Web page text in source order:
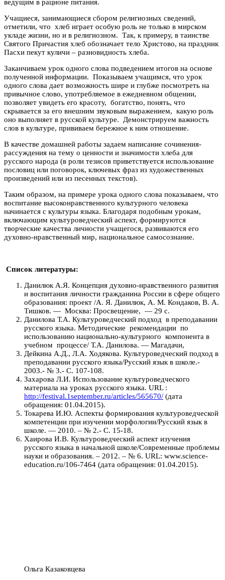
ведущим в рационе питания.
Учащиеся, занимающиеся сбором религиозных сведений,
отметили, что хлеб играет особую роль не только в мирском
укладе жизни, но и в религиозном. Так, к примеру, в таинстве
Святого Причастия хлеб обозначает тело Христово, на праздник
Пасхи пекут куличи – разновидность хлеба.
Заканчиваем урок одного слова подведением итогов на основе
полученной информации. Показываем учащимся, что урок
одного слова дает возможность шире и глубже посмотреть на
привычное слово, употребляемое в ежедневном общении,
позволяет увидеть его красоту, богатство, понять, что
скрывается за его внешним звуковым выражением, какую роль
оно выполняет в русской культуре. Демонстрируем важность
слов в культуре, прививаем бережное к ним отношение.
В качестве домашней работы задаем написание сочинения-
рассуждения на тему о ценности и значимости хлеба для
русского народа (в роли тезисов приветствуется использование
пословиц или поговорок, ключевых фраз из художественных
произведений или из песенных текстов).
Таким образом, на примере урока одного слова показываем, что
воспитание высоконравственного культурного человека
начинается с культуры языка. Благодаря подобным урокам,
включающим культуроведческий аспект, формируются
творческие качества личности учащегося, развиваются его
духовно-нравственный мир, национальное самосознание.
Список литературы:
Данилюк А.Я. Концепция духовно-нравственного развития
и воспитания личности гражданина России в сфере общего
образования: проект /А. Я. Данилюк, А. М. Кондаков, В. А.
Тишков. — Москва: Просвещение, — 29 с.
Данилова Т.А. Культуроведческий подход в преподавании
русского языка. Методические рекомендации по
использованию национально-культурного компонента в
учебном процессе/ Т.А. Данилова. — Магадачи,
Дейкина А.Д., Л.А. Ходякова. Культуроведческий подход в
преподавании русского языка/Русский язык в школе.-
2003.- № 3.- С. 107-108.
Захарова Л.И. Использование культуроведческого
материала на уроках русского языка. URL :
http://festival.1september.ru/articles/565670/ (дата
обращения: 01.04.2015).
Токарева И.Ю. Аспекты формирования культуроведческой
компетенции при изучении морфологии/Русский язык в
школе. — 2010. – № 2.- С. 15-18.
Хаирова И.В. Культуроведческий аспект изучения
русского языка в начальной школе/Современные проблемы
науки и образования. – 2012. – № 6. URL: www.science-
education.ru/106-7464 (дата обращения: 01.04.2015).
Ольга Казаковцева